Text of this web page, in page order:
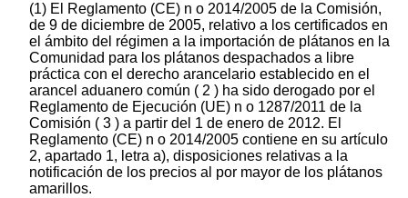
(1) El Reglamento (CE) n o 2014/2005 de la Comisión,
de 9 de diciembre de 2005, relativo a los certificados en
el ámbito del régimen a la importación de plátanos en la
Comunidad para los plátanos despachados a libre
práctica con el derecho arancelario establecido en el
arancel aduanero común ( 2 ) ha sido derogado por el
Reglamento de Ejecución (UE) n o 1287/2011 de la
Comisión ( 3 ) a partir del 1 de enero de 2012. El
Reglamento (CE) n o 2014/2005 contiene en su artículo
2, apartado 1, letra a), disposiciones relativas a la
notificación de los precios al por mayor de los plátanos
amarillos.